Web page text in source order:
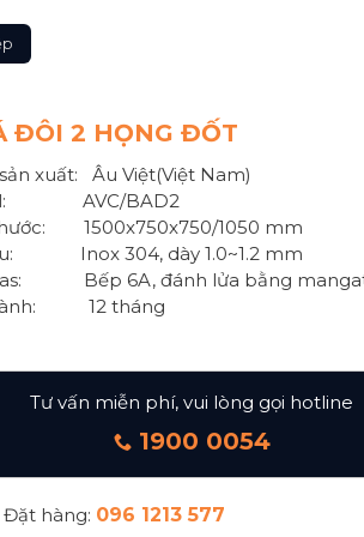
ĐÔI 2 HỌNG ĐỐT
xuất: Âu Việt(Việt Nam)
AVC/BAD2
1500x750x750/1050 mm
Inox 304, dày 1.0~1.2 mm
Bếp 6A, đánh lửa bằng
12 tháng
Tư vấn miễn phí, vui lòng gọi hotline
1900 0054
Đặt hàng: 096 1213 577